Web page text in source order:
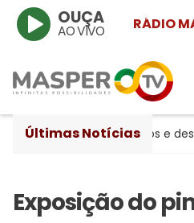
RÁDIO
OUÇA
AO VIVO
Últimas Notícias
avanços históricos e
Exposição do